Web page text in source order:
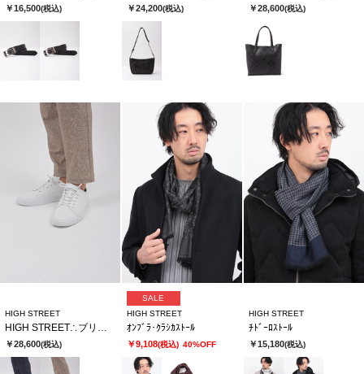
￥16,500(税込) ￥24,200(税込) ￥28,600(税込)
HIGH STREET
HIGH STREET∴ブリック･ウイーブカタオシドレススニーカー
￥28,600(税込)
SALE
HIGH STREET
ｵﾝﾌﾞﾗ･ｸﾗｼｶｽﾄｰﾙ
￥9,108(税込) 40%OFF
HIGH STREET
ﾁﾄﾞｰﾛｽﾄｰﾙ
￥15,180(税込)